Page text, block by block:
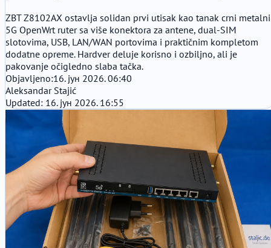
ZBT Z8102AX ostavlja solidan prvi utisak kao tanak crni metalni
5G OpenWrt ruter sa više konektora za antene, dual-SIM
slotovima, USB, LAN/WAN portovima i praktičnim kompletom
dodatne opreme. Hardver deluje korisno i ozbiljno, ali je
pakovanje očigledno slaba tačka.
Objavljeno:16. јун 2026. 06:40
Aleksandar Stajić
Updated: 16. јун 2026. 16:55